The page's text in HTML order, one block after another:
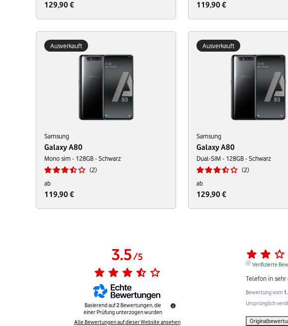
129,90 € 119,90 €
Ausverkauft
Samsung
Galaxy A80
Mono sim - 128GB - Schwarz
2
ab
119,90 €
Ausverkauft
Samsung
Galaxy A80
Dual-SIM - 128GB - Schwarz
2
ab
129,90 €
3.5/5
Basierend auf2 Bewertungen, die
einer Prüfung unterzogen wurden
Alle Bewertungen auf dieser Website ansehen
Verifizierte
Telefon in
Bewertung vom
Ursprünglich